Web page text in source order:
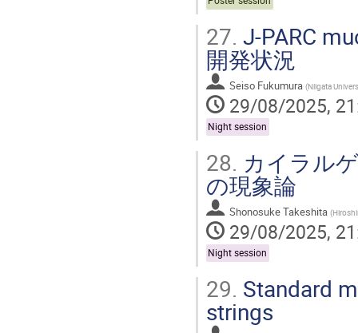
27. J-PARC
開発状況
Seiso Fukumura (Niigata
29/08/2025,
Night session
28. カイラル
の現象論
Shonosuke Takeshita (
29/08/2025,
Night session
29. Standard
strings